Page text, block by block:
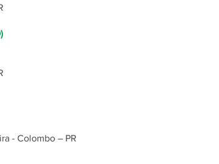
- Colombo – PR